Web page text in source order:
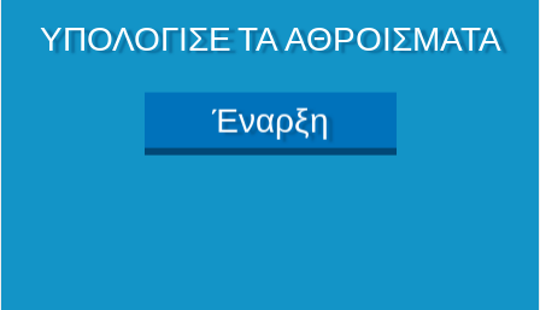
ΥΠΟΛΟΓΙΣΕ ΤΑ ΑΘΡΟΙΣΜΑΤΑ
Έναρξη
4